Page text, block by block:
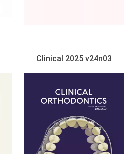
Clinical 2025 v24n03